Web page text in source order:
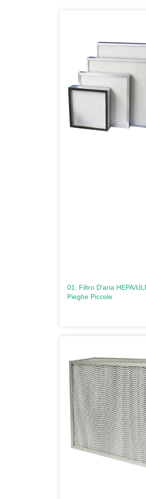
01. Filtro D'aria HEPA/
Pieghe Piccole